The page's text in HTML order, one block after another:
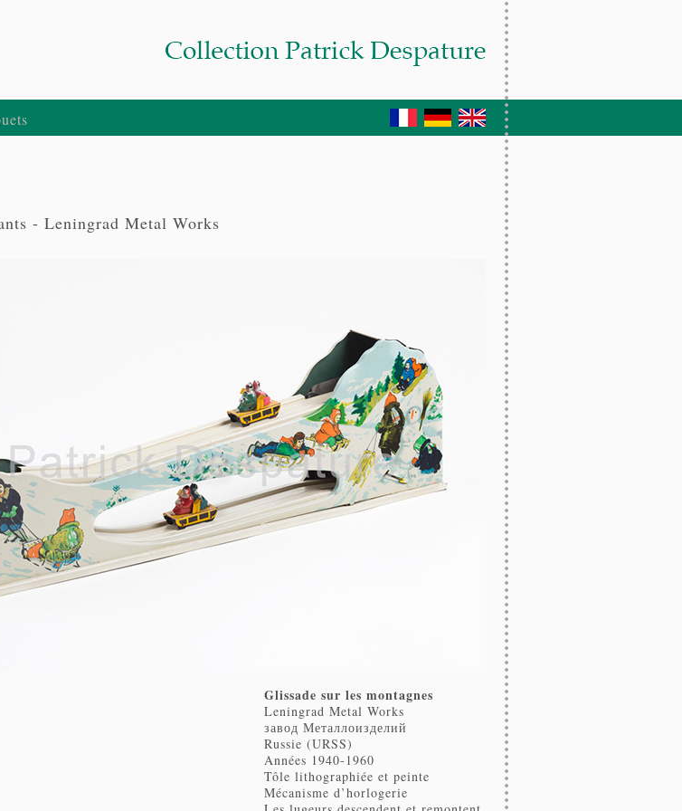
- Leningrad Metal Works
Glissade sur les montagnes
Leningrad Metal Works
завод Металлоизделий
Russie (URSS)
Années 1940-1960
Tôle lithographiée et peinte
Mécanisme d’horlogerie